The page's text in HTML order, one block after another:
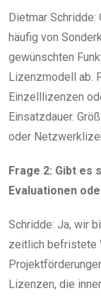
Dietmar
häufig von
gewünschten
Lizenzmodell ab.
Einzelllizenzen
Einsatzdauer.
oder
Frage 2: Gibt es
Evaluationen
Schridde: Ja, wir
zeitlich befristete
Lizenzen, die